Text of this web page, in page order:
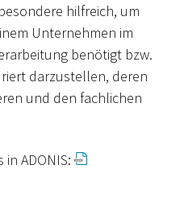
hilfreich, um
Unternehmen im
benötigt bzw.
darzustellen, deren
und den fachlichen
ADONIS: